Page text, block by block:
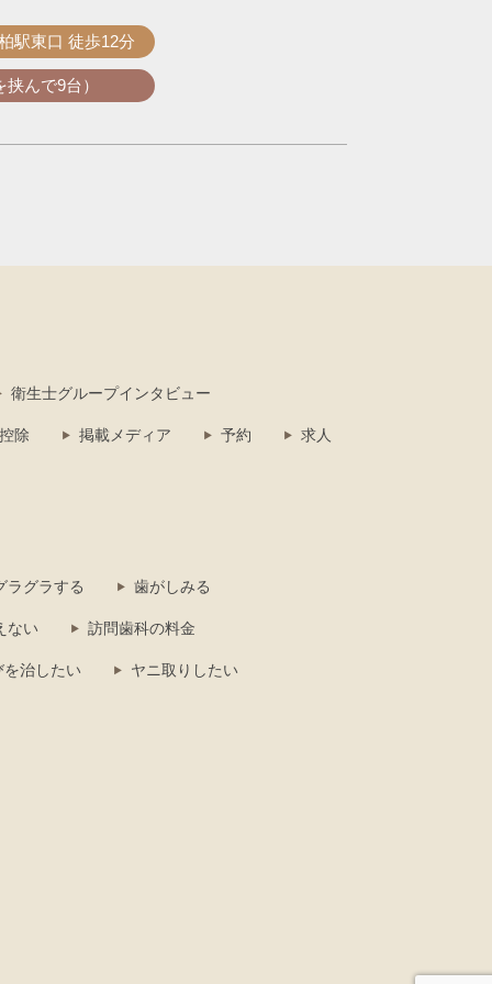
駅東口 徒歩12分
んで9台）
衛生士グループインタビュー
除 掲載メディア 予約 求人
ラグラする 歯がしみる
ない 訪問歯科の料金
を治したい ヤニ取りしたい